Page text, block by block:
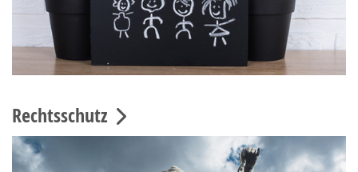
Rechtsschutz